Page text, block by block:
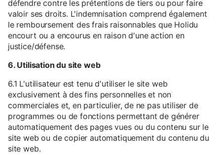
défendre contre les prétentions de tiers ou pour faire
valoir ses droits. L'indemnisation comprend également
le remboursement des frais raisonnables que Holidu
encourt ou a encourus en raison d'une action en
justice/défense.
6. Utilisation du site web
6.1 L'utilisateur est tenu d'utiliser le site web
exclusivement à des fins personnelles et non
commerciales et, en particulier, de ne pas utiliser de
programmes ou de fonctions permettant de générer
automatiquement des pages vues ou du contenu sur le
site web ou de copier automatiquement du contenu du
site web.